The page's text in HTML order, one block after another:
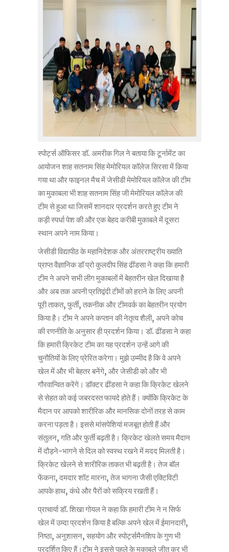
स्पोर्ट्स ऑफिसर डॉ. अमरीक गिल ने बताया कि टूर्नामेंट का
आयोजन शाह सतनाम सिंह मेमोरियल कॉलेज सिरसा में किया
गया था और फाइनल मैच में जेसीडी मेमोरियल कॉलेज की टीम
का मुकाबला भी शाह सतनाम सिंह जी मेमोरियल कॉलेज की
टीम से हुआ था जिसमें शानदार प्रदर्शन करते हुए टीम ने
कड़ी स्पर्धा पेश की और एक बेहद करीबी मुकाबले में दूसरा
स्थान अपने नाम किया।
जेसीडी विद्यापीठ के महानिदेशक और अंतरराष्ट्रीय ख्याति
प्राप्त वैज्ञानिक डॉ प्रो कुलदीप सिंह ढींडसा ने कहा कि हमारी
टीम ने अपने सभी लीग मुकाबलों में बेहतरीन खेल दिखाया है
और अब तक अपनी प्रतिद्वंदी टीमों को हराने के लिए अपनी
पूरी ताकत, फुर्ती, तकनीक और टीमवर्क का बेहतरीन प्रयोग
किया है। टीम ने अपने कप्तान की नेतृत्व शैली, अपने कोच
की रणनीति के अनुसार ही प्रदर्शन किया। डॉ. ढींडसा ने कहा
कि हमारी क्रिकेट टीम का यह प्रदर्शन उन्हें आगे की
चुनौतियों के लिए प्रेरित करेगा। मुझे उम्मीद है कि वे अपने
खेल में और भी बेहतर बनेंगे, और जेसीडी को और भी
गौरवान्वित करेंगे। डॉक्टर ढींडसा ने कहा कि क्रिकेट खेलने
से सेहत को कई जबरदस्त फायदे होते हैं। क्योंकि क्रिकेट के
मैदान पर आपको शारीरिक और मानसिक दोनों तरह से काम
करना पड़ता है। इससे मांसपेशियां मजबूत होती हैं और
संतुलन, गति और फुर्ती बढ़ती है। क्रिकेट खेलते समय मैदान
में दौड़ने-भागने से दिल को स्वस्थ रखने में मदद मिलती है।
क्रिकेट खेलने से शारीरिक ताकत भी बढ़ती है। तेज बॉल
फेंकना, दमदार शॉट मारना, तेज भागना जैसी एक्टिविटी
आपके हाथ, कंधे और पैरों को सक्रिय रखती हैं।
प्राचार्या डॉ. शिखा गोयल ने कहा कि हमारी टीम ने न सिर्फ
खेल में उम्दा प्रदर्शन किया है बल्कि अपने खेल में ईमानदारी,
निष्ठा, अनुशासन, सहयोग और स्पोर्ट्समैनशिप के गुण भी
प्रदर्शित किए हैं।टीम ने इससे पहले के मुकाबले जीत कर भी